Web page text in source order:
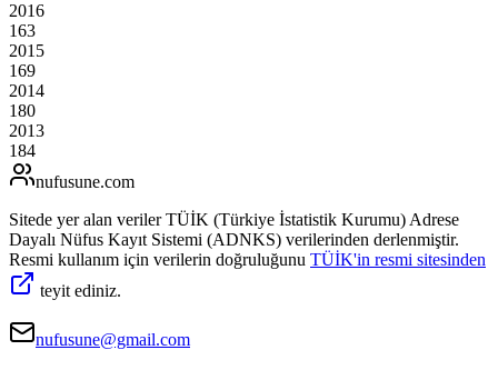
2016
163
2015
169
2014
180
2013
184
nufusune.com
Sitede yer alan veriler TÜİK (Türkiye İstatistik Kurumu) Adrese
Dayalı Nüfus Kayıt Sistemi (ADNKS) verilerinden derlenmiştir.
Resmi kullanım için verilerin doğruluğunu TÜİK'in resmi sitesinden
teyit ediniz.
nufusune@gmail.com